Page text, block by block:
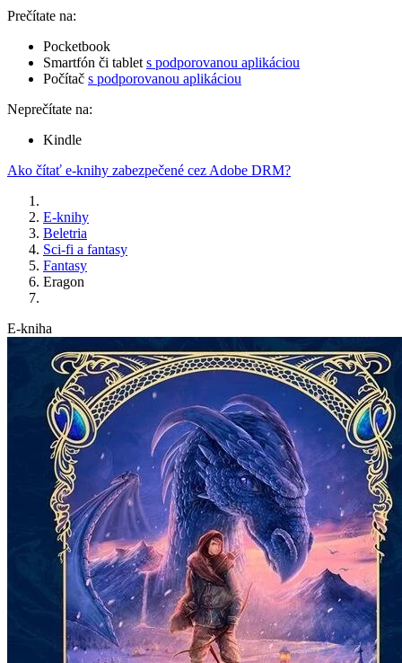
Prečítate na:
Pocketbook
Smartfón či tablet s podporovanou aplikáciou
Počítač s podporovanou aplikáciou
Neprečítate na:
Kindle
Ako čítať e-knihy zabezpečené cez Adobe DRM?
E-knihy
Beletria
Sci-fi a fantasy
Fantasy
Eragon
E-kniha